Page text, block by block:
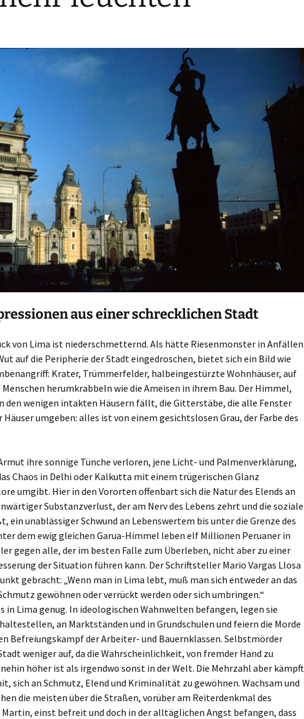
aus einer schrecklichen Stadt
von Lima ist niederschmetternd. Als hätte Riesenmonster in Anfällen
auf die Peripherie der Stadt eingedroschen, bietet sich ein Bild wie
Krater, Trümmerfelder, halbeingestürzte Wohnhäuser, auf
Menschen herumkrabbeln wie die Ameisen in ihrem Bau. Der Himmel,
den wenigen intakten Häusern fällt, die Gitterstäbe, die alle Fenster
Häuser umgeben: alles ist von einem gesichtslosen Grau, der Farbe des
ihre sonnige Tünche verloren, jene Licht- und Palmenverklärung,
Chaos in Delhi oder Kalkutta mit einem trügerischen Glanz
umgibt. Hier in den Vororten offenbart sich die Natur des Elends an
Substanzverlust, der am Nerv des Lebens zehrt und die soziale
ein unablässiger Schwund an Lebenswertem bis unter die Grenze des
dem ewig gleichen Garua-Himmel leben elf Millionen Peruaner in
gegen alle, der im besten Falle zum Überleben, nicht aber zu einer
der Situation führen kann. Der Schriftsteller Mario Vargas Llosa
gebracht: „Wenn man in Lima lebt, muß man sich entweder an das
gewöhnen oder verrückt werden oder sich umbringen.“
in Lima genug. In ideologischen Wahnwelten befangen, legen sie
an Marktständen und in Grundschulen und feiern die Morde
Befreiungskampf der Arbeiter- und Bauernklassen. Selbstmörder
weniger auf, da die Wahrscheinlichkeit, von fremder Hand zu
höher ist als irgendwo sonst in der Welt. Die Mehrzahl aber kämpft
sich an Schmutz, Elend und Kriminalität zu gewöhnen. Wachsam und
die meisten über die Straßen, vorüber am Reiterdenkmal des
Martin, einst befreit und doch in der alltäglichen Angst befangen, dass